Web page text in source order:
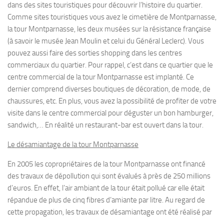
dans des sites touristiques pour découvrir l’histoire du quartier.
Comme sites touristiques vous avez le cimetière de Montparnasse,
la tour Montparnasse, les deux musées sur la résistance française
(à savoir le musée Jean Moulin et celui du Général Leclerc). Vous
pouvez aussi faire des sorties shopping dans les centres
commerciaux du quartier. Pour rappel, c’est dans ce quartier que le
centre commercial de la tour Montparnasse est implanté. Ce
dernier comprend diverses boutiques de décoration, de mode, de
chaussures, etc. En plus, vous avez la possibilité de profiter de votre
visite dans le centre commercial pour déguster un bon hamburger,
sandwich,… En réalité un restaurant-bar est ouvert dans la tour.
Le désamiantage de la tour Montparnasse
En 2005 les copropriétaires de la tour Montparnasse ont financé
des travaux de dépollution qui sont évalués à près de 250 millions
d’euros. En effet, l’air ambiant de la tour était pollué car elle était
répandue de plus de cinq fibres d’amiante par litre. Au regard de
cette propagation, les travaux de désamiantage ont été réalisé par